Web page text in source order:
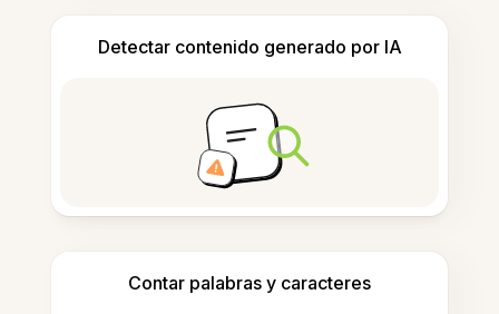
Detectar contenido generado por IA
Contar palabras y caracteres